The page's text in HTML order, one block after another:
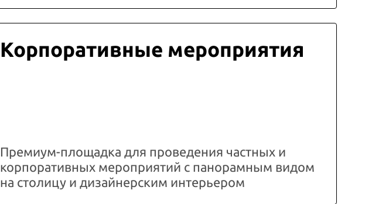
Корпоративные мероприятия
Премиум-площадка для проведения частных и
корпоративных мероприятий с панорамным видом
на столицу и дизайнерским интерьером